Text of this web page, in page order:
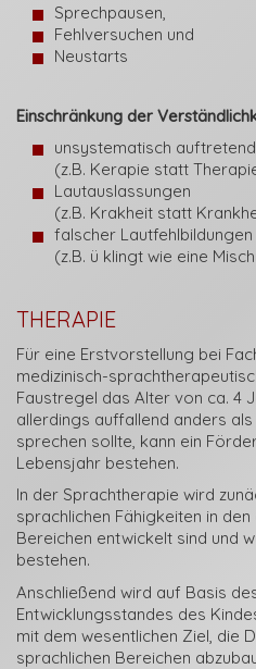
Sprechpausen,
Fehlversuchen und
Neustarts
Einschränkung der
unsystematisch
(z.B. Kerapie statt
Lautauslassungen
(z.B. Krakheit statt
falscher Lautfehlbildungen
(z.B. ü klingt wie eine
THERAPIE
Für eine Erstvorstellung bei
medizinisch-
Faustregel das Alter von ca. 4
allerdings auffallend anders
sprechen sollte, kann ein
Lebensjahr bestehen.
In der Sprachtherapie wird
sprachlichen Fähigkeiten in
Bereichen entwickelt sind und
bestehen.
Anschließend wird auf Basis
Entwicklungsstandes des
mit dem wesentlichen Ziel, die
sprachlichen Bereichen